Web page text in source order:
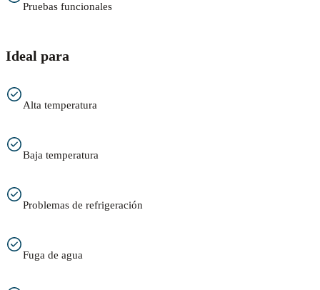
Pruebas funcionales
Ideal para
Alta temperatura
Baja temperatura
Problemas de refrigeración
Fuga de agua